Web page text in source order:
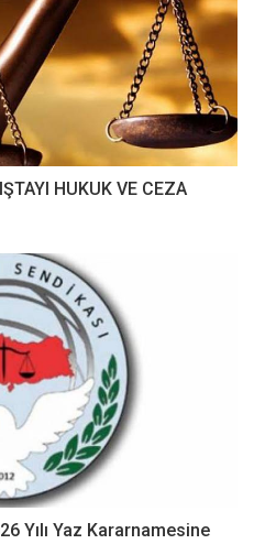
HUKUK VE CEZA
Yılı Yaz Kararnamesine